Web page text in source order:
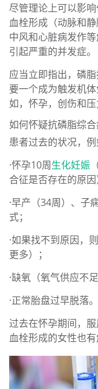
尽管理论上可以影
血栓形成（动脉和
中风和心脏病发作
引起严重的并发症。
应当立即指出，磷
要一个成为触发机
如，怀孕，创伤和压
如何怀疑抗磷脂综合
患者过去的状况，例
·怀孕10周生化妊娠
合征是否存在的原因
·早产（34周）、子
式；
·如果找不到原因，
更多）；
·缺氧（氧气供应不
·正常胎盘过早脱落。
过去在怀孕期间，
血栓形成的女性也有